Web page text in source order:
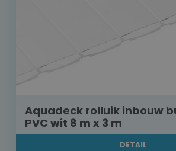
Aquadeck rolluik inbouw
PVC wit 8 m x 3 m
DETAIL